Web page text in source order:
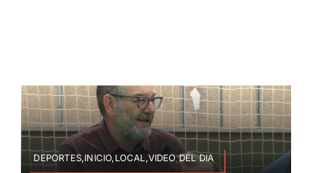
DEPORTES,INICIO,LOCAL,VIDEO DEL DIA